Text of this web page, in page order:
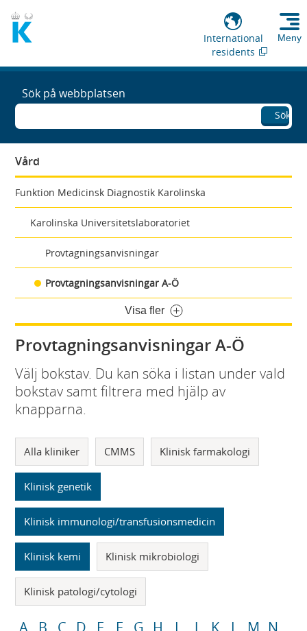
International
residents
Meny
Sök på webbplatsen
Sök
Vård
Funktion Medicinsk Diagnostik Karolinska
Karolinska Universitetslaboratoriet
Provtagningsanvisningar
Provtagningsanvisningar A-Ö
Visa fler
Provtagningsanvisningar A-Ö
Välj bokstav. Du kan söka i listan under vald
bokstav samt filtrera med hjälp av
knapparna.
Alla kliniker CMMS Klinisk farmakologi
Klinisk genetik
Klinisk immunologi/transfusionsmedicin
Klinisk kemi Klinisk mikrobiologi
Klinisk patologi/cytologi
A B C D E F G H I J K L M N